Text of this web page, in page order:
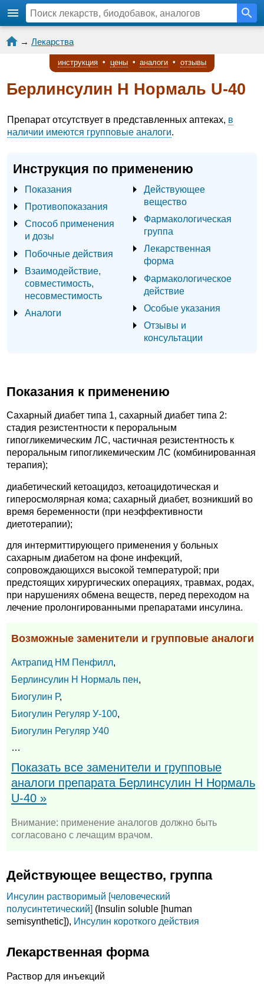
→ Лекарства
инструкция • цены • аналоги • отзывы
Берлинсулин Н Нормаль U-40
Препарат отсутствует в представленных аптеках, в
наличии имеются групповые аналоги.
Инструкция по применению
Показания
Противопоказания
Способ применения
и дозы
Побочные действия
Взаимодействие,
совместимость,
несовместимость
Аналоги
Действующее
вещество
Фармакологическая
группа
Лекарственная
форма
Фармакологическое
действие
Особые указания
Отзывы и
консультации
Показания к применению
Сахарный диабет типа 1, сахарный диабет типа 2:
стадия резистентности к пероральным
гипогликемическим ЛС, частичная резистентность к
пероральным гипогликемическим ЛС (комбинированная
терапия);
диабетический кетоацидоз, кетоацидотическая и
гиперосмолярная кома; сахарный диабет, возникший во
время беременности (при неэффективности
диетотерапии);
для интермиттирующего применения у больных
сахарным диабетом на фоне инфекций,
сопровождающихся высокой температурой; при
предстоящих хирургических операциях, травмах, родах,
при нарушениях обмена веществ, перед переходом на
лечение пролонгированными препаратами инсулина.
Возможные заменители и групповые аналоги
Актрапид НМ Пенфилл,
Берлинсулин Н Нормаль пен,
Биогулин Р,
Биогулин Регуляр У-100,
Биогулин Регуляр У40
…
Показать все заменители и групповые
аналоги препарата Берлинсулин Н Нормаль
U-40 »
Внимание: применение аналогов должно быть
согласовано с лечащим врачом.
Действующее вещество, группа
Инсулин растворимый [человеческий
полусинтетический] (Insulin soluble [human
semisynthetic]), Инсулин короткого действия
Лекарственная форма
Раствор для инъекций